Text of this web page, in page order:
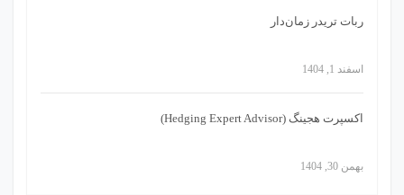
ربات تریدر زمان‌دار
اسفند 1, 1404
اکسپرت هجینگ (Hedging Expert Advisor)
بهمن 30, 1404